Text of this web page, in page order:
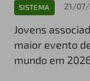
SISTEMA 21/
Jovens
maior evento
mundo em